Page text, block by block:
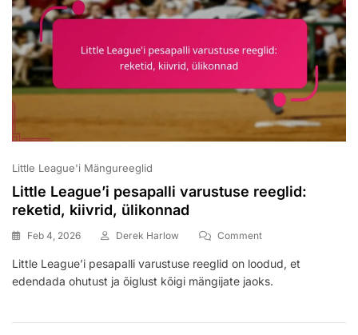
Little League'i Mängureeglid
Little League’i pesapalli varustuse reeglid:
reketid, kiivrid, ülikonnad
Feb 4, 2026 Derek Harlow CommentOn
League’i
Pesapalli
Reketid,
Little League’i pesapalli varustuse reeglid on loodud, et
edendada ohutust ja õiglust kõigi mängijate jaoks.